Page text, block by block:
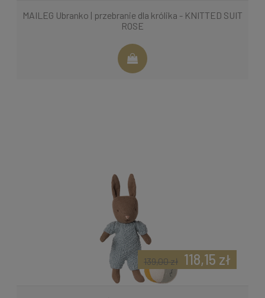
MAILEG Ubranko | przebranie dla królika - KNITTED SUIT
ROSE
118,15 zł
139,00 zł